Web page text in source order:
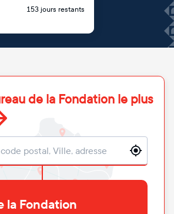
153 jours restants
de la Fondation le plus
la Fondation